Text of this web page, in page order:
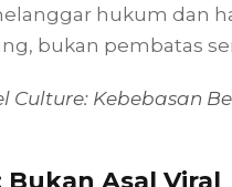
hukum dan
bukan pembatas
Culture: Kebebasan
Asal Viral